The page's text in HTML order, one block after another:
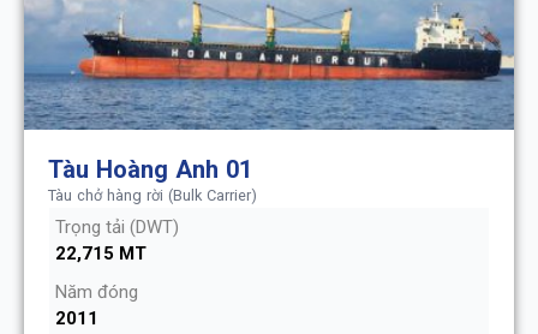
Tàu Hoàng Anh 01
Tàu chở hàng rời (Bulk Carrier)
Trọng tải (DWT)
22,715 MT
Năm đóng
2011